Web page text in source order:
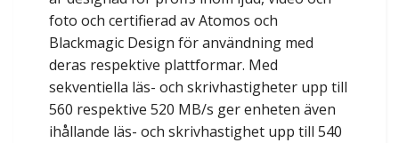
foto och certifierad av Atomos och
Blackmagic Design för användning med
deras respektive plattformar. Med
sekventiella läs- och skrivhastigheter upp till
560 respektive 520 MB/s ger enheten även
ihållande läs- och skrivhastighet upp till 540